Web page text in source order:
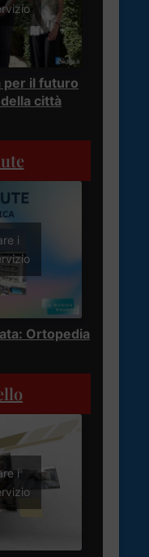
per il futuro
città
i
Ortopedia
i